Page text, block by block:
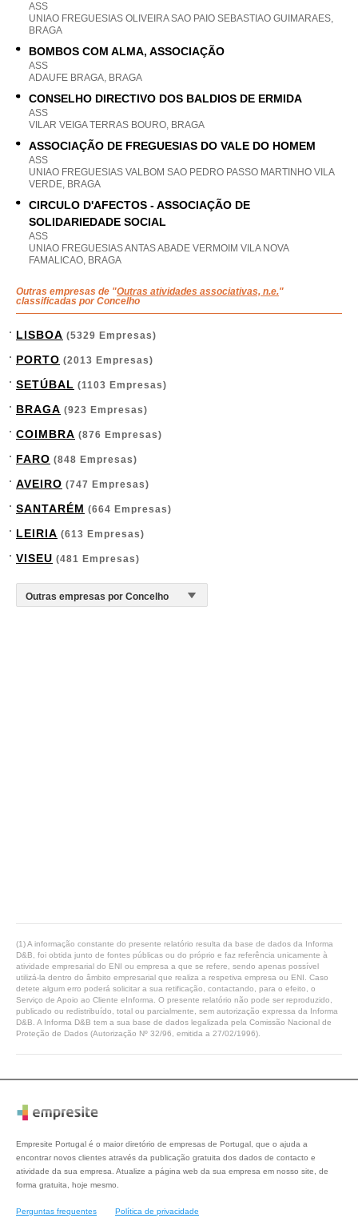
ASS
UNIAO FREGUESIAS OLIVEIRA SAO PAIO SEBASTIAO GUIMARAES,
BRAGA
BOMBOS COM ALMA, ASSOCIAÇÃO
ASS
ADAUFE BRAGA, BRAGA
CONSELHO DIRECTIVO DOS BALDIOS DE ERMIDA
ASS
VILAR VEIGA TERRAS BOURO, BRAGA
ASSOCIAÇÃO DE FREGUESIAS DO VALE DO HOMEM
ASS
UNIAO FREGUESIAS VALBOM SAO PEDRO PASSO MARTINHO VILA
VERDE, BRAGA
CIRCULO D'AFECTOS - ASSOCIAÇÃO DE
SOLIDARIEDADE SOCIAL
ASS
UNIAO FREGUESIAS ANTAS ABADE VERMOIM VILA NOVA
FAMALICAO, BRAGA
Outras empresas de "Outras atividades associativas, n.e."
classificadas por Concelho
LISBOA (5329 Empresas)
PORTO (2013 Empresas)
SETÚBAL (1103 Empresas)
BRAGA (923 Empresas)
COIMBRA (876 Empresas)
FARO (848 Empresas)
AVEIRO (747 Empresas)
SANTARÉM (664 Empresas)
LEIRIA (613 Empresas)
VISEU (481 Empresas)
(1) A informação constante do presente relatório resulta da base de dados da Informa
D&B, foi obtida junto de fontes públicas ou do próprio e faz referência unicamente à
atividade empresarial do ENI ou empresa a que se refere, sendo apenas possível
utilizá-la dentro do âmbito empresarial que realiza a respetiva empresa ou ENI. Caso
detete algum erro poderá solicitar a sua retificação, contactando, para o efeito, o
Serviço de Apoio ao Cliente eInforma. O presente relatório não pode ser reproduzido,
publicado ou redistribuído, total ou parcialmente, sem autorização expressa da Informa
D&B. A Informa D&B tem a sua base de dados legalizada pela Comissão Nacional de
Proteção de Dados (Autorização Nº 32/96, emitida a 27/02/1996).
Empresite Portugal é o maior diretório de empresas de Portugal, que o ajuda a
encontrar novos clientes através da publicação gratuita dos dados de contacto e
atividade da sua empresa. Atualize a página web da sua empresa em nosso site, de
forma gratuita, hoje mesmo.
Perguntas frequentes Política de privacidade